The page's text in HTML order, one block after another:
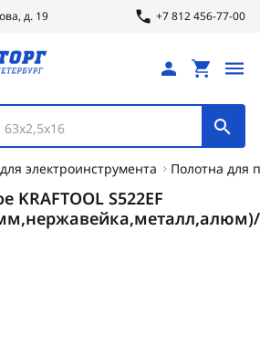
д. 19 +7 812 456-77-00
электроинструмента Полотна для
S522EF